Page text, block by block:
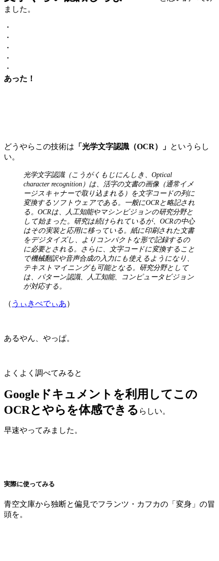
ました。
・
・
・
・
・
あった！
どうやらこの技術は 「光学文字認識（OCR）」 というらし
い。
光学文字認識（こうがくもじにんしき、Optical
character recognition）は、活字の文書の画像（通常イメ
ージスキャナーで取り込まれる）を文字コードの列に
変換するソフトウェアである。一般にOCRと略記され
る。OCRは、人工知能やマシンビジョンの研究分野と
して始まった。研究は続けられているが、OCRの中心
はその実装と応用に移っている。紙に印刷された文書
をデジタイズし、よりコンパクトな形で記録するの
に必要とされる。さらに、文字コードに変換すること
で機械翻訳や音声合成の入力にも使えるようになり、
テキストマイニングも可能となる。研究分野として
は、パターン認識、人工知能、コンピュータビジョン
が対応する。
（ うぃきぺでぃあ）
あるやん、やっぱ。
よくよく調べてみると
Googleドキュメントを利用してこの
OCRとやらを体感できる らしい。
早速やってみました。
実際に使ってみる
青空文庫から独断と偏見でフランツ・カフカの「変身」の冒
頭を。